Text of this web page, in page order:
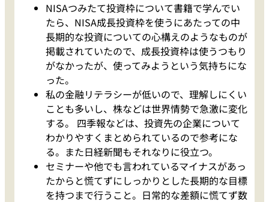
NISAつみたて投資枠について書籍で学んでい
たら、NISA成長投資枠を使うにあたっての中
長期的な投資についての心構えのようなものが
掲載されていたので、成長投資枠は使うつもり
がなかったが、使ってみようという気持ちにな
った。
私の金融リテラシーが低いので、理解しにくい
ことも多いし、株などは世界情勢で急激に変化
する。 四季報などは、投資先の企業について
わかりやすくまとめられているので参考にな
る。また日経新聞もそれなりに役立つ。
セミナーや他でも言われているマイナスがあっ
たからと慌てずにしっかりとした長期的な目標
を持つまで行うこと。日常的な差額に慌てず数